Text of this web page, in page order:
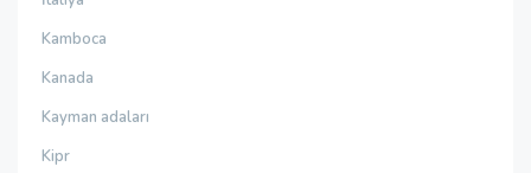
Kamboca
Kanada
Kayman adaları
Kipr